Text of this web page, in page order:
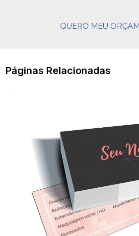
QUERO MEU
Páginas Relacionadas